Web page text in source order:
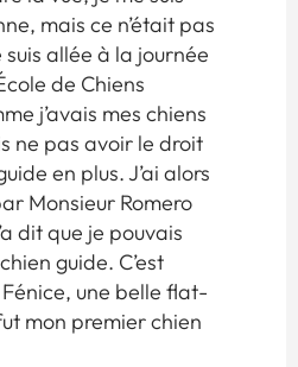
mais ce n’était pas
allée à la journée
de Chiens
j’avais mes chiens
ne pas avoir le droit
en plus. J’ai alors
Monsieur Romero
dit que je pouvais
guide. C’est
Fénice, une belle flat-
mon premier chien